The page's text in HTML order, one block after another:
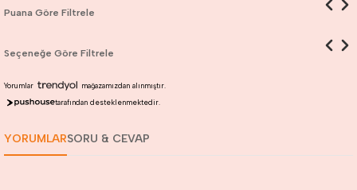
Puana Göre Filtrele
Seçeneğe Göre Filtrele
Yorumlar
mağazamızdan alınmıştır.
tarafından desteklenmektedir.
YORUMLARSORU & CEVAP